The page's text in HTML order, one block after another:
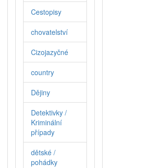
Cestopisy
chovatelství
Cizojazyčné
country
Dějiny
Detektivky /
Kriminální
případy
dětské /
pohádky